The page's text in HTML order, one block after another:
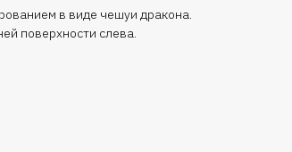
в виде чешуи дракона.
поверхности слева.